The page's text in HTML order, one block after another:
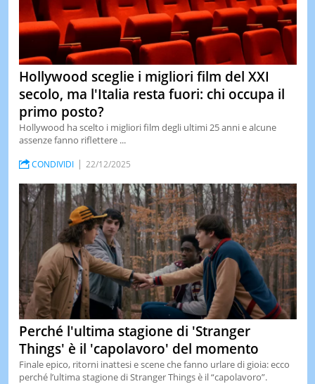
Hollywood sceglie i migliori film del XXI
secolo, ma l'Italia resta fuori: chi occupa il
primo posto?
Hollywood ha scelto i migliori film degli ultimi 25 anni e alcune
assenze fanno riflettere ...
CONDIVIDI 22/12/2025
Perché l'ultima stagione di 'Stranger
Things' è il 'capolavoro' del momento
Finale epico, ritorni inattesi e scene che fanno urlare di gioia: ecco
perché l’ultima stagione di Stranger Things è il “capolavoro”.